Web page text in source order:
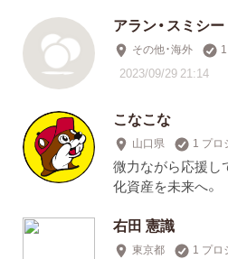
アラン・スミシー
その他・海外
2023/09/29 21:14
こなこな
山口県 1 プロ
微力ながら応援し
化資産を未来へ。
右田 憲識
東京都 1 プロ